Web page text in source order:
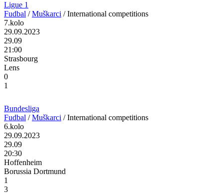
Ligue 1
Fudbal / Muškarci / International competitions
7.kolo
29.09.2023
29.09
21:00
Strasbourg
Lens
0
1
Bundesliga
Fudbal / Muškarci / International competitions
6.kolo
29.09.2023
29.09
20:30
Hoffenheim
Borussia Dortmund
1
3